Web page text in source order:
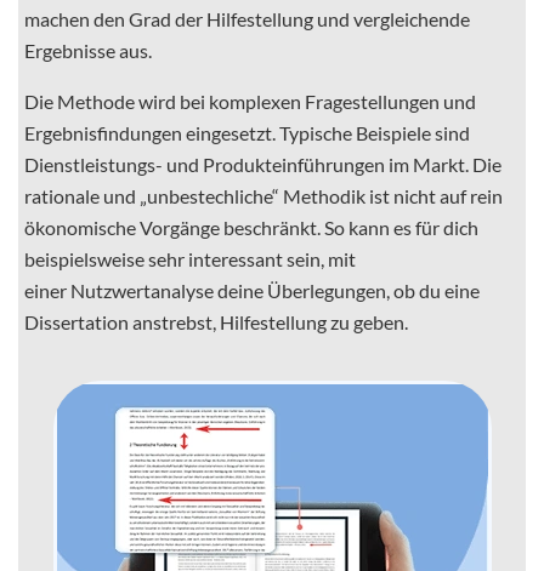
machen den Grad der Hilfestellung und vergleichende
Ergebnisse aus.
Die Methode wird bei komplexen Fragestellungen und
Ergebnisfindungen eingesetzt. Typische Beispiele sind
Dienstleistungs- und Produkteinführungen im Markt. Die
rationale und „unbestechliche“ Methodik ist nicht auf rein
ökonomische Vorgänge beschränkt. So kann es für dich
beispielsweise sehr interessant sein, mit
einer Nutzwertanalyse deine Überlegungen, ob du eine
Dissertation anstrebst, Hilfestellung zu geben.